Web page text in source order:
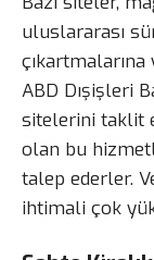
uluslararası
çıkartmalarına
ABD Dışişleri
sitelerini taklit
olan bu
talep ederler.
ihtimali çok